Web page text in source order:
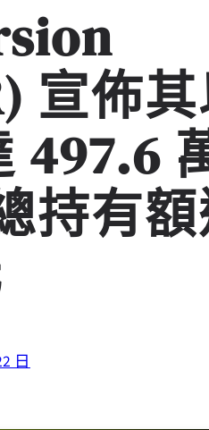
宣佈
497.6
持有
日